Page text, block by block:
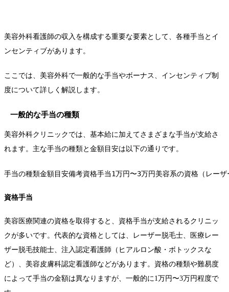
美容外科看護師の収入を構成する重要な要素として、各種手当とイ
ンセンティブがあります。
ここでは、美容外科で一般的な手当やボーナス、インセンティブ制
度について詳しく解説します。
一般的な手当の種類
美容外科クリニックでは、基本給に加えてさまざまな手当が支給さ
れます。主な手当の種類と金額目安は以下の通りです。
手当の種類金額目安備考資格手当1万円〜3万円美容系の資格（レー
資格手当
美容医療関連の資格を取得すると、資格手当が支給されるクリニッ
クが多いです。代表的な資格としては、レーザー脱毛士、医療レー
ザー脱毛技能士、注入認定看護師（ヒアルロン酸・ボトックスな
ど）、美容皮膚科認定看護師などがあります。資格の種類や難易度
によって手当の金額は異なりますが、一般的に1万円〜3万円程度で